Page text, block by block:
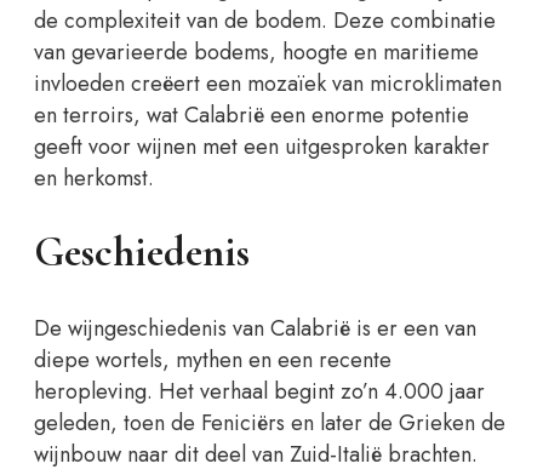
de complexiteit van de bodem. Deze combinatie
van gevarieerde bodems, hoogte en maritieme
invloeden creëert een mozaïek van microklimaten
en terroirs, wat Calabrië een enorme potentie
geeft voor wijnen met een uitgesproken karakter
en herkomst.
Geschiedenis
De wijngeschiedenis van Calabrië is er een van
diepe wortels, mythen en een recente
heropleving. Het verhaal begint zo’n 4.000 jaar
geleden, toen de Feniciërs en later de Grieken de
wijnbouw naar dit deel van Zuid-Italië brachten.